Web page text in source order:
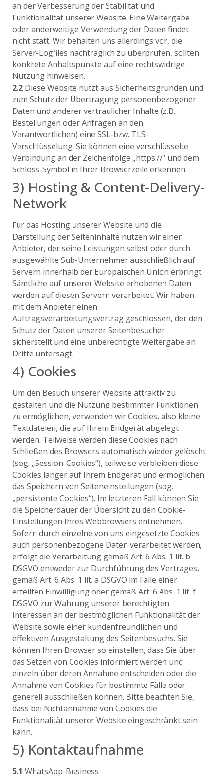
an der Verbesserung der Stabilität und
Funktionalität unserer Website. Eine Weitergabe
oder anderweitige Verwendung der Daten findet
nicht statt. Wir behalten uns allerdings vor, die
Server-Logfiles nachträglich zu überprüfen, sollten
konkrete Anhaltspunkte auf eine rechtswidrige
Nutzung hinweisen.
2.2 Diese Website nutzt aus Sicherheitsgründen und
zum Schutz der Übertragung personenbezogener
Daten und anderer vertraulicher Inhalte (z.B.
Bestellungen oder Anfragen an den
Verantwortlichen) eine SSL-bzw. TLS-
Verschlüsselung. Sie können eine verschlüsselte
Verbindung an der Zeichenfolge „https://“ und dem
Schloss-Symbol in Ihrer Browserzeile erkennen.
3) Hosting & Content-Delivery-
Network
Für das Hosting unserer Website und die
Darstellung der Seiteninhalte nutzen wir einen
Anbieter, der seine Leistungen selbst oder durch
ausgewählte Sub-Unternehmer ausschließlich auf
Servern innerhalb der Europäischen Union erbringt.
Sämtliche auf unserer Website erhobenen Daten
werden auf diesen Servern verarbeitet. Wir haben
mit dem Anbieter einen
Auftragsverarbeitungsvertrag geschlossen, der den
Schutz der Daten unserer Seitenbesucher
sicherstellt und eine unberechtigte Weitergabe an
Dritte untersagt.
4) Cookies
Um den Besuch unserer Website attraktiv zu
gestalten und die Nutzung bestimmter Funktionen
zu ermöglichen, verwenden wir Cookies, also kleine
Textdateien, die auf Ihrem Endgerät abgelegt
werden. Teilweise werden diese Cookies nach
Schließen des Browsers automatisch wieder gelöscht
(sog. „Session-Cookies“), teilweise verbleiben diese
Cookies länger auf Ihrem Endgerät und ermöglichen
das Speichern von Seiteneinstellungen (sog.
„persistente Cookies“). Im letzteren Fall können Sie
die Speicherdauer der Übersicht zu den Cookie-
Einstellungen Ihres Webbrowsers entnehmen.
Sofern durch einzelne von uns eingesetzte Cookies
auch personenbezogene Daten verarbeitet werden,
erfolgt die Verarbeitung gemäß Art. 6 Abs. 1 lit. b
DSGVO entweder zur Durchführung des Vertrages,
gemäß Art. 6 Abs. 1 lit. a DSGVO im Falle einer
erteilten Einwilligung oder gemäß Art. 6 Abs. 1 lit. f
DSGVO zur Wahrung unserer berechtigten
Interessen an der bestmöglichen Funktionalität der
Website sowie einer kundenfreundlichen und
effektiven Ausgestaltung des Seitenbesuchs. Sie
können Ihren Browser so einstellen, dass Sie über
das Setzen von Cookies informiert werden und
einzeln über deren Annahme entscheiden oder die
Annahme von Cookies für bestimmte Fälle oder
generell ausschließen können. Bitte beachten Sie,
dass bei Nichtannahme von Cookies die
Funktionalität unserer Website eingeschränkt sein
kann.
5) Kontaktaufnahme
5.1 WhatsApp-Business